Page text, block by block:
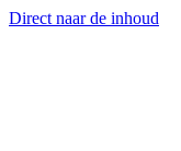
Direct naar de inhoud